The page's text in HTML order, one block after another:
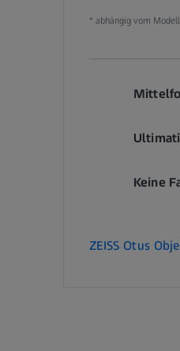
* abhängig vom Modell
Keine
ZEISS Otus